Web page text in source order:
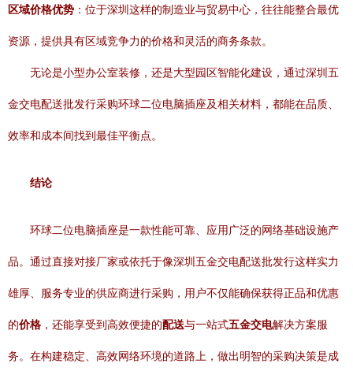
区域价格优势 ：位于深圳这样的制造业与贸易中心，往往能整合最优
资源，提供具有区域竞争力的价格和灵活的商务条款。
无论是小型办公室装修，还是大型园区智能化建设，通过深圳五
金交电配送批发行采购环球二位电脑插座及相关材料，都能在品质、
效率和成本间找到最佳平衡点。
结论
环球二位电脑插座是一款性能可靠、应用广泛的网络基础设施产
品。通过直接对接厂家或依托于像深圳五金交电配送批发行这样实力
雄厚、服务专业的供应商进行采购，用户不仅能确保获得正品和优惠
的价格 ，还能享受到高效便捷的配送与一站式五金交电解决方案服
务。在构建稳定、高效网络环境的道路上，做出明智的采购决策是成